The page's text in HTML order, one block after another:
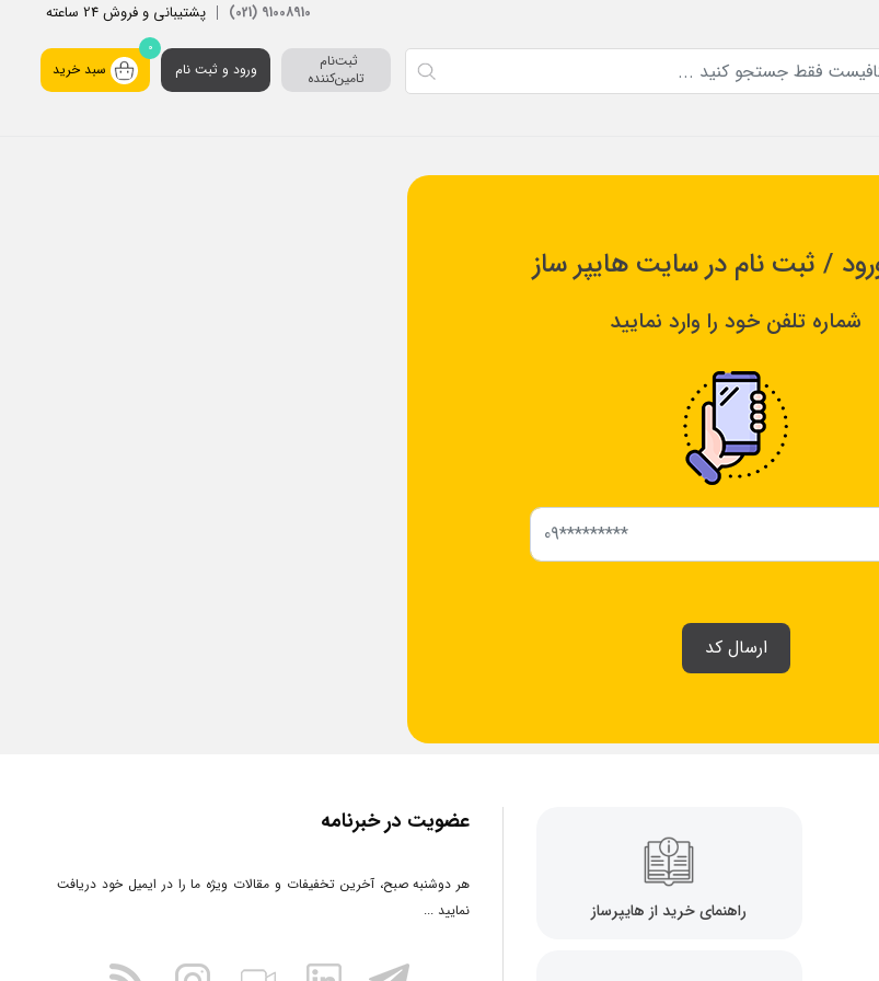
91008910 (021) پشتیبانی و فروش 24 ساعته
تامین‌کننده
ورود و ثبت نام
0
سبد خرید
/ ثبت نام در سایت هایپر ساز
شماره تلفن خود را وارد نمایید
ارسال کد
راهنمای خرید از هایپرساز
عضویت در خبرنامه
هر دوشنبه صبح، آخرین تخفیفات و مقالات ویژه ما را در ایمیل خود دریافت
نمایید ...